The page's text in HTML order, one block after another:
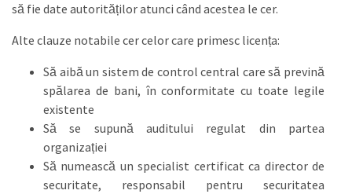
să fie date autorităților atunci când acestea le cer.
Alte clauze notabile cer celor care primesc licența:
Să aibă un sistem de control central care să prevină
spălarea de bani, în conformitate cu toate legile
existente
Să se supună auditului regulat din partea
organizației
Să numească un specialist certificat ca director de
securitate, responsabil pentru securitatea